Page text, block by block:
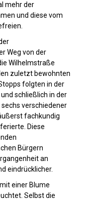
mehr der
und diese vom
Weg von der
Wilhelmstraße
zuletzt bewohnten
folgten in der
schließlich in der
verschiedener
fachkundig
Diese
Bürgern
an
eindrücklicher.
einer Blume
Selbst die